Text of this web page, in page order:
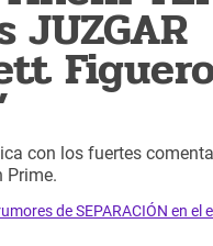
JUZGAR
con los fuertes
Prime.
de SEPARACIÓN en el